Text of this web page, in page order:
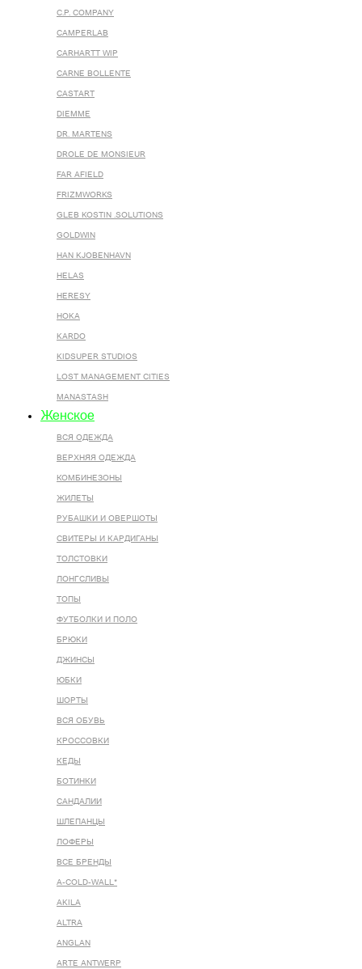
C.P. COMPANY
CAMPERLAB
CARHARTT WIP
CARNE BOLLENTE
CASTART
DIEMME
DR. MARTENS
DROLE DE MONSIEUR
FAR AFIELD
FRIZMWORKS
GLEB KOSTIN .SOLUTIONS
GOLDWIN
HAN KJOBENHAVN
HELAS
HERESY
HOKA
KARDO
KIDSUPER STUDIOS
LOST MANAGEMENT CITIES
MANASTASH
Женское
ВСЯ ОДЕЖДА
ВЕРХНЯЯ ОДЕЖДА
КОМБИНЕЗОНЫ
ЖИЛЕТЫ
РУБАШКИ И ОВЕРШОТЫ
СВИТЕРЫ И КАРДИГАНЫ
ТОЛСТОВКИ
ЛОНГСЛИВЫ
ТОПЫ
ФУТБОЛКИ И ПОЛО
БРЮКИ
ДЖИНСЫ
ЮБКИ
ШОРТЫ
ВСЯ ОБУВЬ
КРОССОВКИ
КЕДЫ
БОТИНКИ
САНДАЛИИ
ШЛЕПАНЦЫ
ЛОФЕРЫ
ВСЕ БРЕНДЫ
A-COLD-WALL*
AKILA
ALTRA
ANGLAN
ARTE ANTWERP